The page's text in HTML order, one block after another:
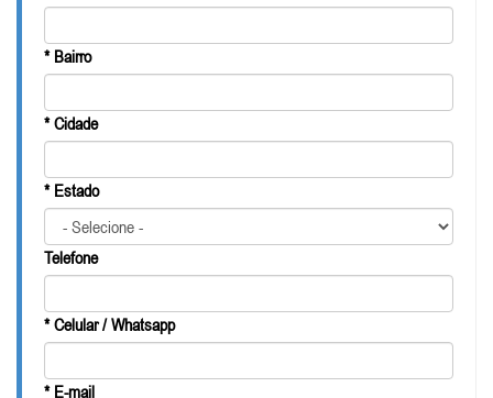
* Bairro
* Cidade
* Estado
Telefone
* Celular / Whatsapp
* E-mail